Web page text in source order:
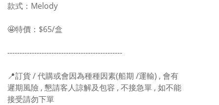
款式：Melody
🤩特價：$65/盒
-----------------------------------------------
📍訂貨 / 代購或會因為種種因素(船期 /運輸) , 會有
遲期風險 , 懇請客人諒解及包容 , 不接急單 , 如不能
接受請勿下單